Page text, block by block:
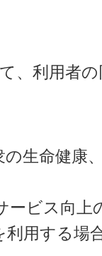
、利用者
生命健康
ービス向上
利用する場